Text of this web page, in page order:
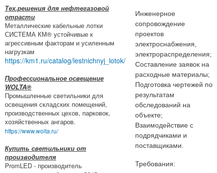
Тех.решения для нефтегазовой
отрасти
Металлические кабельные лотки
СИСТЕМА КМ® устойчивые к
агрессивным факторам и усиленным
нагрузкам
https://km1.ru/catalog/lestnichnyj_lotok/
Профессиональное освещение
WOLTA®
Промышленные светильники для
освещения складских помещений,
производственных цехов, парковок,
хозяйственных ангаров.
https://www.wolta.ru/
Купить светильники от
производителя
PromLED - производитель
Инженерное
сопровождение
проектов
электроснабжения,
электрораспределения;
Составление заявок на
расходные материалы;
Подготовка чертежей по
результатам
обследований на
объекте;
Взаимодействие с
подрядчиками и
поставщиками.
Требования: